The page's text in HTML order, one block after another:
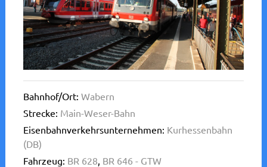
Bahnhof/Ort: Wabern
Strecke: Main-Weser-Bahn
Eisenbahnverkehrsunternehmen: Kurhessenbahn
(DB)
Fahrzeug: BR 628 BR 646 - GTW